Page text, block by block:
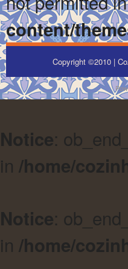
content/
Copyright ©2010 |
Notice:
in /home/
Notice:
in /home/